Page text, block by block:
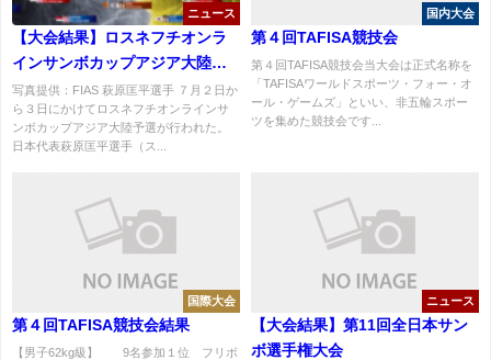
ニュース
【大会結果】ロスネフチオンラ
インサンボカップアジア大陸予
選：萩原匡平選手優勝
写真提供：FIAS 萩原匡平選手 ７月２日か
ら３日にかけてロスネフチオンラインサ
ンボカップアジア大陸予選が行われた。
日本代表萩原匡平選手（ス...
国内大会
第４回TAFISA競技会
第４回TAFISA競技会当大会は正式名称を
「TAFISAワールドスポーツ・フォー・オ
ール・ゲームズ」といい、非五輪スポー
ツを集めた競技会です...
国際大会
第４回TAFISA競技会結果
【男子62kg級】 9名参加１位 フリボ
ニュース
【大会結果】第11回全日本サン
ボ選手権大会